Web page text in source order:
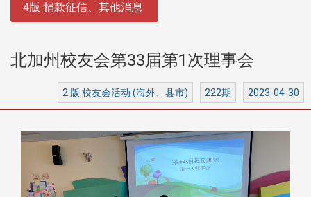
4版 捐款征信、其他消息
北加州校友会第33届第1次理事会
2 版 校友会活动 (海外、县市) 222期 2023-04-30